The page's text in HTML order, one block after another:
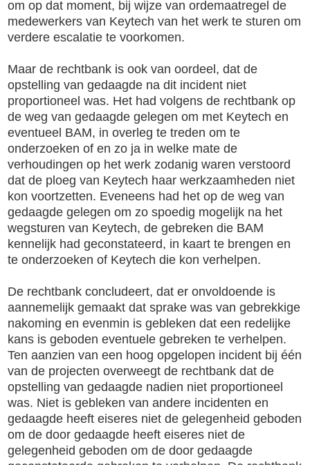
om op dat moment, bij wijze van ordemaatregel de
medewerkers van Keytech van het werk te sturen om
verdere escalatie te voorkomen.
Maar de rechtbank is ook van oordeel, dat de
opstelling van gedaagde na dit incident niet
proportioneel was. Het had volgens de rechtbank op
de weg van gedaagde gelegen om met Keytech en
eventueel BAM, in overleg te treden om te
onderzoeken of en zo ja in welke mate de
verhoudingen op het werk zodanig waren verstoord
dat de ploeg van Keytech haar werkzaamheden niet
kon voortzetten. Eveneens had het op de weg van
gedaagde gelegen om zo spoedig mogelijk na het
wegsturen van Keytech, de gebreken die BAM
kennelijk had geconstateerd, in kaart te brengen en
te onderzoeken of Keytech die kon verhelpen.
De rechtbank concludeert, dat er onvoldoende is
aannemelijk gemaakt dat sprake was van gebrekkige
nakoming en evenmin is gebleken dat een redelijke
kans is geboden eventuele gebreken te verhelpen.
Ten aanzien van een hoog opgelopen incident bij één
van de projecten overweegt de rechtbank dat de
opstelling van gedaagde nadien niet proportioneel
was. Niet is gebleken van andere incidenten en
gedaagde heeft eiseres niet de gelegenheid geboden
om de door gedaagde heeft eiseres niet de
gelegenheid geboden om de door gedaagde